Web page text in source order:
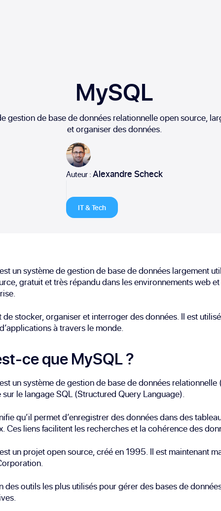
MySQL
gestion de base de données relationnelle open source,
et organiser des données.
Auteur :Alexandre Scheck
IT & Tech
un système de gestion de base de données largement
gratuit et très répandu dans les environnements web et
de stocker, organiser et interroger des données. Il est
à travers le monde.
ce que MySQL ?
un système de gestion de base de données relationnelle
sur le langage SQL (Structured Query Language).
qu’il permet d’enregistrer des données dans des
Ces liens facilitent les recherches et la cohérence des
un projet open source, créé en 1995. Il est maintenant
des outils les plus utilisés pour gérer des bases de